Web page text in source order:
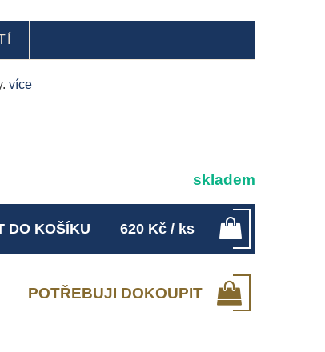
více
POTŘEBUJI DOKOUPIT
skladem
DO KOŠÍKU 620 Kč / ks